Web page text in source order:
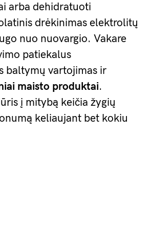
arba dehidratuoti
drėkinimas elektrolitų
nuo nuovargio. Vakare
patiekalus
baltymų vartojimas ir
maisto produktai.
į mitybą keičia žygių
keliaujant bet kokiu